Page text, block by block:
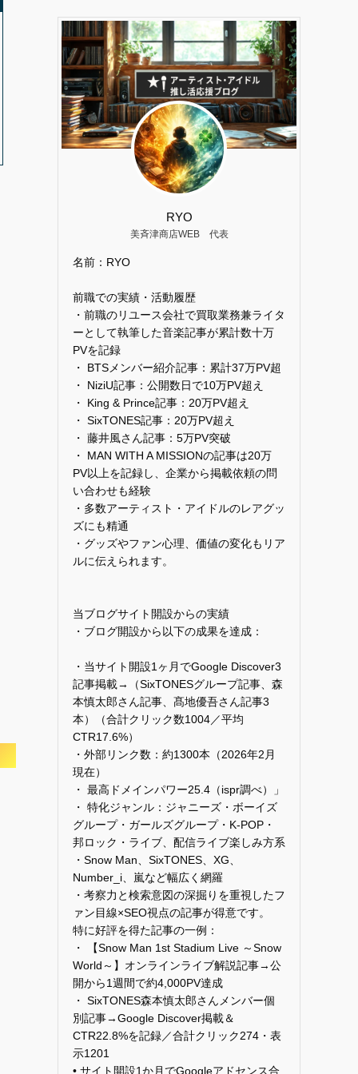
RYO
美斉津商店WEB 代表
名前：RYO
前職での実績・活動履歴
・前職のリユース会社で買取業務兼ライタ
ーとして執筆した音楽記事が累計数十万
PVを記録
・ BTSメンバー紹介記事：累計37万PV超
・ NiziU記事：公開数日で10万PV超え
・ King & Prince記事：20万PV超え
・ SixTONES記事：20万PV超え
・ 藤井風さん記事：5万PV突破
・ MAN WITH A MISSIONの記事は20万
PV以上を記録し、企業から掲載依頼の問
い合わせも経験
・多数アーティスト・アイドルのレアグッ
ズにも精通
・グッズやファン心理、価値の変化もリア
ルに伝えられます。
当ブログサイト開設からの実績
・ブログ開設から以下の成果を達成：
・当サイト開設1ヶ月でGoogle Discover3
記事掲載→（SixTONESグループ記事、森
本慎太郎さん記事、髙地優吾さん記事3
本）（合計クリック数1004／平均
CTR17.6%）
・外部リンク数：約1300本（2026年2月
現在）
・ 最高ドメインパワー25.4（ispr調べ）」
・ 特化ジャンル：ジャニーズ・ボーイズ
グループ・ガールズグループ・K-POP・
邦ロック・ライブ、配信ライブ楽しみ方系
・Snow Man、SixTONES、XG、
Number_i、嵐など幅広く網羅
・考察力と検索意図の深掘りを重視したフ
ァン目線×SEO視点の記事が得意です。
特に好評を得た記事の一例：
・ 【Snow Man 1st Stadium Live ～Snow
World～】オンラインライブ解説記事→公
開から1週間で約4,000PV達成
・ SixTONES森本慎太郎さんメンバー個
別記事→Google Discover掲載＆
CTR22.8%を記録／合計クリック274・表
示1201
• サイト開設1か月でGoogleアドセンス合